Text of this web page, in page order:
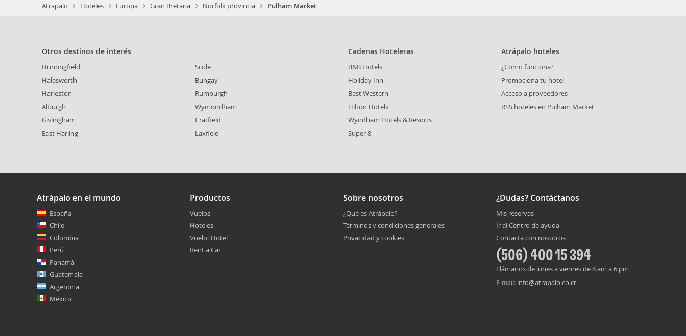
Atrapalo Hoteles Europa Gran Bretaña Norfolk provincia Pulham Market
Otros destinos de interés
Huntingfield
Halesworth
Harleston
Alburgh
Gislingham
East Harling
Scole
Bungay
Rumburgh
Wymondham
Cratfield
Laxfield
Cadenas Hoteleras
B&B Hotels
Holiday Inn
Best Western
Hilton Hotels
Wyndham Hotels & Resorts
Super 8
Atrápalo hoteles
¿Como funciona?
Promociona tu hotel
Acceso a proveedores
RSS hoteles en Pulham Market
Atrápalo en el mundo
España
Chile
Colombia
Perú
Panamá
Guatemala
Argentina
México
Productos
Vuelos
Hoteles
Vuelo+Hotel
Rent a Car
Sobre nosotros
¿Qué es Atrápalo?
Términos y condiciones generales
Privacidad y cookies
¿Dudas? Contáctanos
Mis reservas
Ir al Centro de ayuda
Contacta con nosotros
(506) 400 15 394
Llámanos de lunes a viernes de 8 am a 6 pm
E-mail: info@atrapalo.co.cr